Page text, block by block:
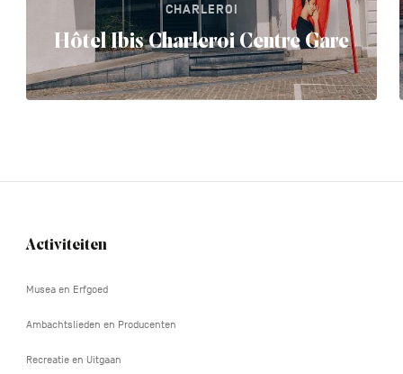
CHARLEROI
Hôtel Ibis Charleroi Centre Gare
Navigation
Activiteiten
Musea en Erfgoed
Ambachtslieden en Producenten
Recreatie en Uitgaan